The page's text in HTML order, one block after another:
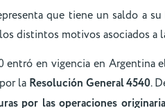
que tiene un saldo a
distintos motivos asociados a
entró en vigencia en Argentina
la Resolución General 4540.
por las operaciones